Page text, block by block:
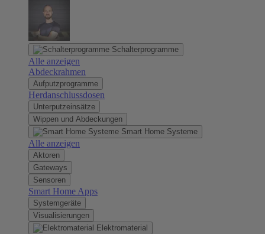
Schalterprogramme
Alle anzeigen
Abdeckrahmen
Aufputzprogramme
Herdanschlussdosen
Unterputzeinsätze
Wippen und Abdeckungen
Smart Home Systeme
Alle anzeigen
Aktoren
Gateways
Sensoren
Smart Home Apps
Systemgeräte
Visualisierungen
Elektromaterial